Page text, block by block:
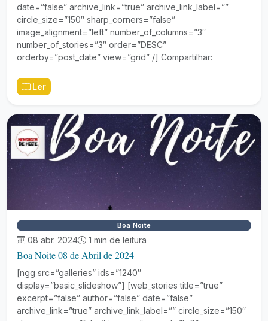
date=”false” archive_link=”true” archive_link_label=””
circle_size=”150″ sharp_corners=”false”
image_alignment=”left” number_of_columns=”3″
number_of_stories=”3″ order=”DESC”
orderby=”post_date” view=”grid” /] Compartilhar:
Ler
Boa Noite
08 abr. 2024 1 min de leitura
Boa Noite 08 de Abril de 2024
[ngg src=”galleries” ids=”1240″
display=”basic_slideshow”] [web_stories title=”true”
excerpt=”false” author=”false” date=”false”
archive_link=”true” archive_link_label=”” circle_size=”150″